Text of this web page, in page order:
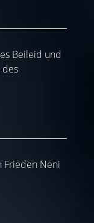
Beileid und
des
Frieden Neni